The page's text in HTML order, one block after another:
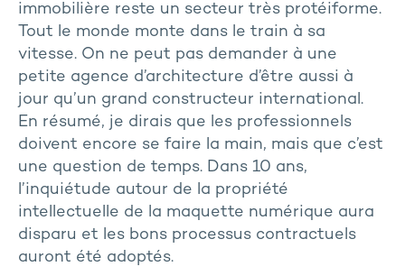
immobilière reste un secteur très protéiforme.
Tout le monde monte dans le train à sa
vitesse. On ne peut pas demander à une
petite agence d’architecture d’être aussi à
jour qu’un grand constructeur international.
En résumé, je dirais que les professionnels
doivent encore se faire la main, mais que c’est
une question de temps. Dans 10 ans,
l’inquiétude autour de la propriété
intellectuelle de la maquette numérique aura
disparu et les bons processus contractuels
auront été adoptés.